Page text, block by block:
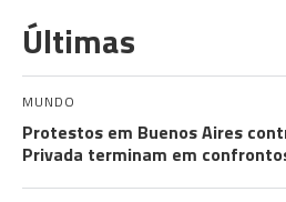
Últimas
MUNDO
Protestos em Buenos Aires
Privada terminam em